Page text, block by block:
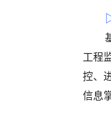
工程
控、
信息